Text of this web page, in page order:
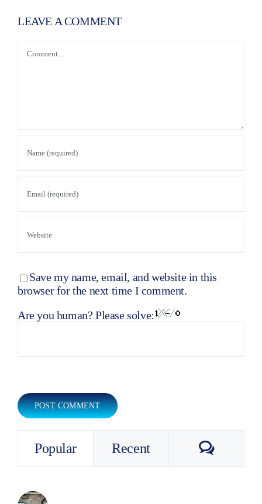
LEAVE A COMMENT
Save my name, email, and website in this
browser for the next time I comment.
Are you human? Please solve:
Popular Recent